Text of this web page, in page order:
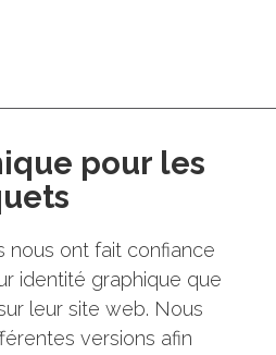
pour les
nous ont fait confiance
identité graphique que
leur site web. Nous
versions afin